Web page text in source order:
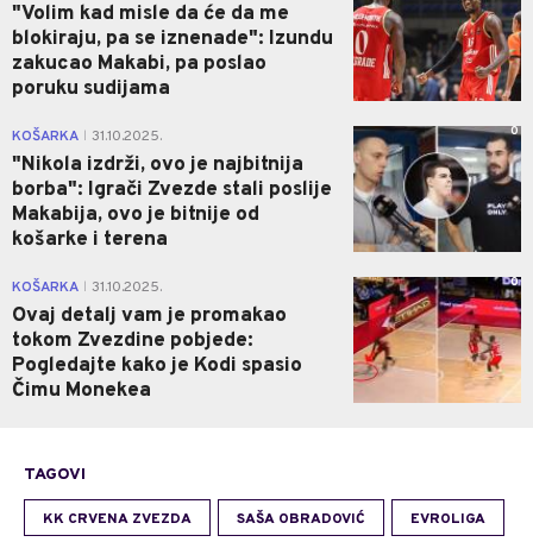
"Volim kad misle da će da me
blokiraju, pa se iznenade": Izundu
zakucao Makabi, pa poslao
poruku sudijama
KOŠARKA 31.10.2025.
"Nikola izdrži, ovo je najbitnija
borba": Igrači Zvezde stali poslije
Makabija, ovo je bitnije od
košarke i terena
0
KOŠARKA 31.10.2025.
Ovaj detalj vam je promakao
tokom Zvezdine pobjede:
Pogledajte kako je Kodi spasio
Čimu Monekea
0
TAGOVI
KK CRVENA ZVEZDA SAŠA OBRADOVIĆ EVROLIGA